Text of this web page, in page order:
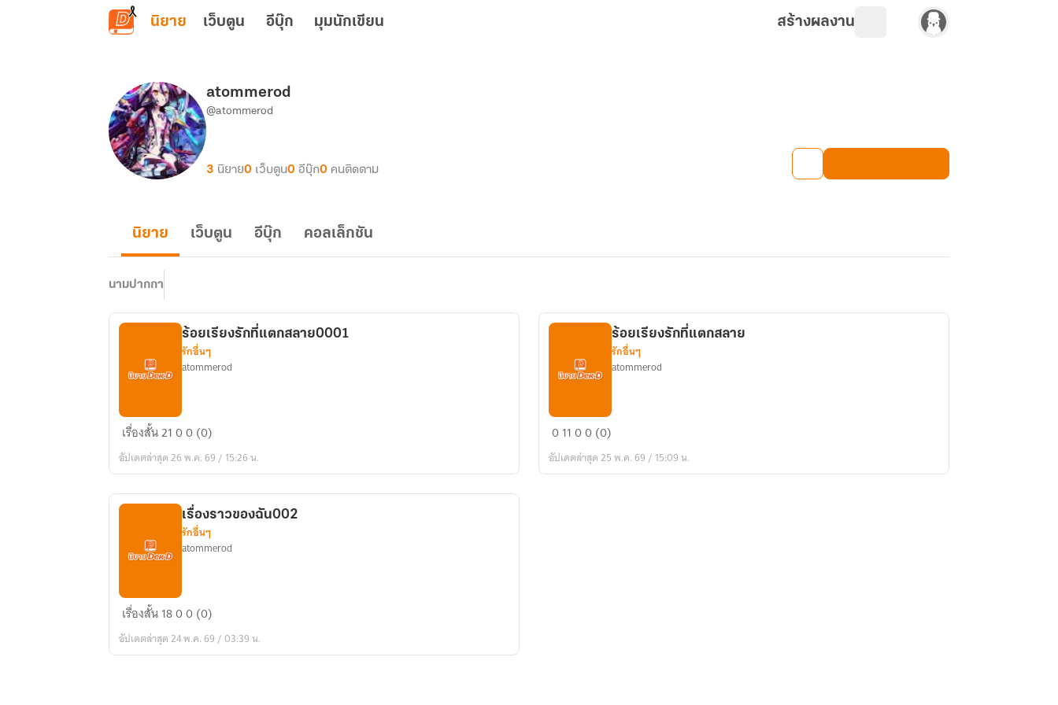
ข้ามไปยังเนื้อหาหลัก
นิยาย เว็บตูน อีบุ๊ก มุมนักเขียน สร้างผลงาน
atommerod
@atommerod
3 นิยาย0 เว็บตูน0 อีบุ๊ก0 คนติดตาม
นิยาย เว็บตูน อีบุ๊ก คอลเล็กชัน
นามปากกา
ร้อย
รัก
แตก
ร้อยเรียงรักที่แตกสลาย0001
รักอื่นๆ
atommerod
เรื่องสั้น2100 (0)
อัปเดตล่าสุด 26 พ.ค. 69 / 15:26 น.
ร้อย
รัก
ร้อยเรียงรักที่แตกสลาย
รักอื่นๆ
atommerod
01100 (0)
อัปเดตล่าสุด 25 พ.ค. 69 / 15:09 น.
เรื่อง
ของ
เรื่องราวของฉัน002
รักอื่นๆ
atommerod
เรื่องสั้น1800 (0)
อัปเดตล่าสุด 24 พ.ค. 69 / 03:39 น.